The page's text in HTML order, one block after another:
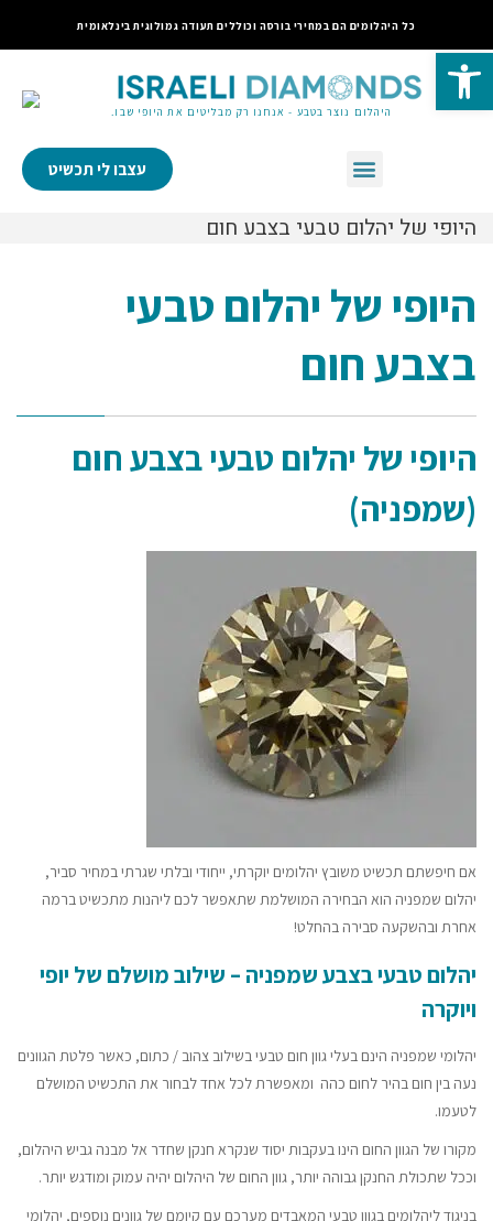
פתח סרגל נגישות
כל היהלומים הם במחירי בורסה וכוללים תעודה גמולוגית בינלאומית
היהלום נוצר בטבע - אנחנו רק מבליטים את היופי שבו.
עצבו לי תכשיט
היופי של יהלום טבעי בצבע חום
היופי של יהלום טבעי
בצבע חום
היופי של יהלום טבעי בצבע חום
(שמפניה)
אם חיפשתם תכשיט משובץ יהלומים יוקרתי, ייחודי ובלתי שגרתי במחיר סביר,
יהלום שמפניה הוא הבחירה המושלמת שתאפשר לכם ליהנות מתכשיט ברמה
אחרת ובהשקעה סבירה בהחלט!
יהלום טבעי בצבע שמפניה – שילוב מושלם של יופי
ויוקרה
יהלומי שמפניה הינם בעלי גוון חום טבעי בשילוב צהוב / כתום, כאשר פלטת הגוונים
נעה בין חום בהיר לחום כהה ומאפשרת לכל אחד לבחור את התכשיט המושלם
לטעמו.
מקורו של הגוון החום הינו בעקבות יסוד שנקרא חנקן שחדר אל מבנה גביש היהלום,
וככל שתכולת החנקן גבוהה יותר, גוון החום של היהלום יהיה עמוק ומודגש יותר.
בניגוד ליהלומים בגוון טבעי המאבדים מערכם עם קיומם של גוונים נוספים, יהלומי